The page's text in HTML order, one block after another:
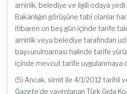
amirlik, belediye ve ilgili odaya
Bakanlığın görüşüne tabi olanlar
itibaren on beş gün içinde tarife
amirlik veya belediye tarafından
başvurulmaması halinde tarife
içinde mevcut tarife uygulanmaya
(5) Ancak, simit ile 4/1/2012 tarihli
Gazete’de yayımlanan Türk Gıda